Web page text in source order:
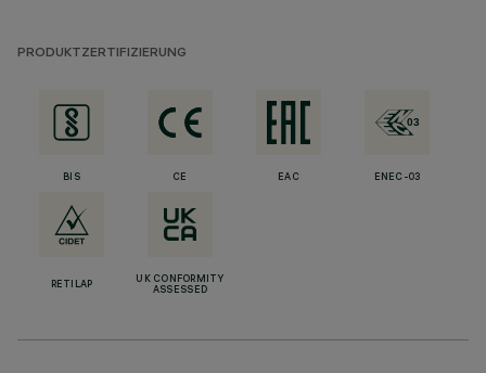
PRODUKTZERTIFIZIERUNG
BIS CE EAC ENEC-03
RETILAP
UK CONFORMITY
ASSESSED